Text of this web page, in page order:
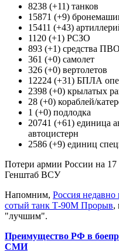
8238 (+11) танков
15871 (+9)
15411 (+43)
1120 (+1) РСЗО
893 (+1) средства ПВО
361 (+0) самолет
326 (+0) вертолетов
12224 (+31) БПЛА
2398 (+0) крылатых
28 (+0) кораблей/
1 (+0) подлодка
20741 (+61) единица
автоцистерн
2586 (+9) единиц
Потери армии России на
Генштаб ВСУ
Напомним, Россия
сотый танк Т-90М Прорыв,
"лучшим".
Преимущество РФ в
СМИ